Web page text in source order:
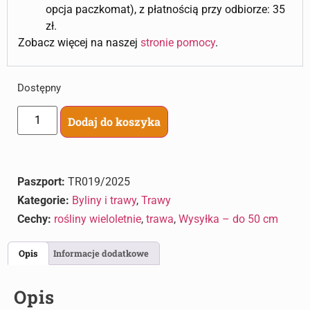
opcja paczkomat), z płatnością przy odbiorze: 35
zł.
Zobacz więcej na naszej stronie pomocy.
Dostępny
Dodaj do koszyka
Paszport: TR019/2025
Kategorie: Byliny i trawy, Trawy
Cechy: rośliny wieloletnie, trawa, Wysyłka – do 50 cm
Opis Informacje dodatkowe
Opis